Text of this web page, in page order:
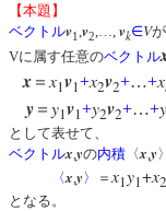
【本題】
ベクトルv1 v2 vk∈Vが
Vに属す任意のベクトル
x ＝ x1v1+x2v2+…+x
y ＝ y1v1+y2v2+…+y
として表せて、
ベクトルx,yの内積 〈x,y
〈x,y 〉 ＝x1y1+x2
となる。